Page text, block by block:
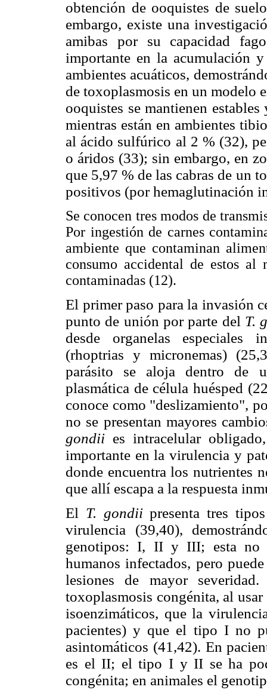
obtención de ooquistes de
embargo, existe una
amibas por su capacidad
importante en la acumulación
ambientes acuáticos,
de toxoplasmosis en un modelo
ooquistes se mantienen
mientras están en ambientes
al ácido sulfúrico al 2 % (32),
o áridos (33); sin embargo, en
que 5,97 % de las cabras de un
positivos (por hemaglutinación
Se conocen tres modos de
Por ingestión de carnes
ambiente que contaminan
consumo accidental de estos al
contaminadas (12).
El primer paso para la invasión
punto de unión por parte del T.
desde organelas especiales
(rhoptrias y micronemas)
parásito se aloja dentro de
plasmática de célula huésped
conoce como "deslizamiento",
no se presentan mayores
gondii es intracelular
importante en la virulencia y
donde encuentra los nutrientes
que allí escapa a la respuesta
El T. gondiipresenta tres
virulencia (39,40),
genotipos: I, II y III; esta no
humanos infectados, pero
lesiones de mayor
toxoplasmosis congénita, al
isoenzimáticos, que la
pacientes) y que el tipo I no
asintomáticos (41,42). En
es el II; el tipo I y II se ha
congénita; en animales el